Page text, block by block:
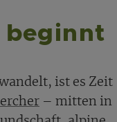
beginnt
ist es Zeit
– mitten in